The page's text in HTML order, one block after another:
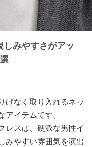
みやすさがアッ
げなく取り入れるネッ
イテムです。
レスは、硬派な男性イ
みやすい雰囲気を演出